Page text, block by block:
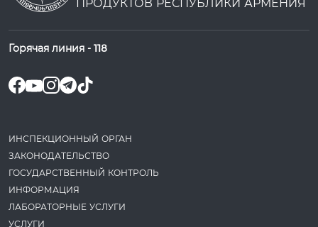
ПРОДУКТОВ РЕСПУБЛИКИ АРМЕНИЯ
Горячая линия - 118
ИНСПЕКЦИОННЫЙ ОРГАН
ЗАКОНОДАТЕ­ЛЬСТВО
ГОСУДАРСТВЕННЫЙ КОНТРОЛЬ
ИНФОРМАЦИЯ
ЛАБОРАТОРНЫЕ УСЛУГИ
УСЛУГИ